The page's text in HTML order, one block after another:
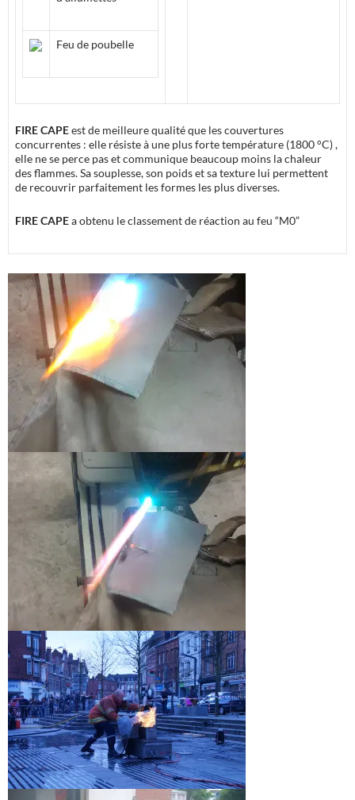
Feu de poubelle
FIRE CAPEest de meilleure qualitéque les couvertures
concurrentes : elle résiste à une plus forte température (1800 °C) ,
elle ne se perce paset communique beaucoup moins la chaleur
des flammes. Sa souplesse, son poids et sa texture lui permettent
de recouvrir parfaitement les formes les plus diverses.
FIRE CAPEa obtenu le classement de réaction au feu “M0”